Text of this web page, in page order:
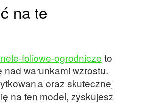
na te
foliowe-ogrodnicze to
nad warunkami wzrostu.
oraz skutecznej
na ten model, zyskujesz